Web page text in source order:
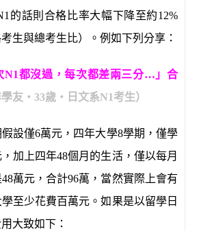
的話則合格比率大幅下降至約12%
考生與總考生比）。例如下列分享：
N1都沒過，每次都差兩三分…」合
學友‧33歲‧日文系N1考生）
設僅6萬元，四年大學8學期，僅學
加上四年48個月的生活，僅以每月
萬元，合計96萬，當然實際上會有
至少花費百萬元。如果是以留學日
大致如下：